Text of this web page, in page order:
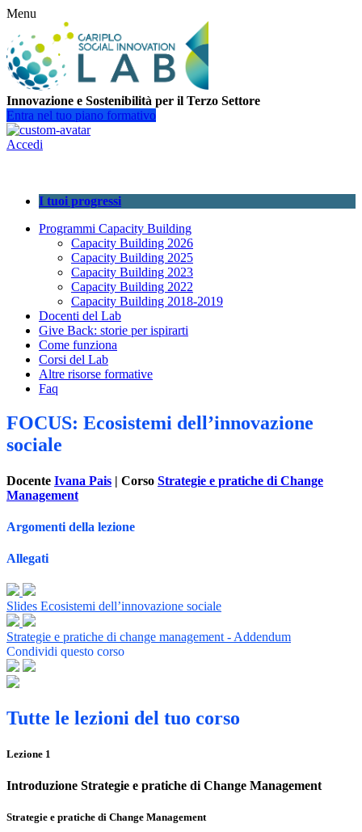
Menu
Innovazione e Sostenibilità per il Terzo Settore
Entra nel tuo piano formativo
Accedi
I tuoi progressi
Programmi Capacity Building
Capacity Building 2026
Capacity Building 2025
Capacity Building 2023
Capacity Building 2022
Capacity Building 2018-2019
Docenti del Lab
Give Back: storie per ispirarti
Come funziona
Corsi del Lab
Altre risorse formative
Faq
FOCUS: Ecosistemi dell’innovazione
sociale
Docente Ivana Pais | Corso Strategie e pratiche di Change
Management
Argomenti della lezione
Allegati
Slides Ecosistemi dell’innovazione sociale
Strategie e pratiche di change management - Addendum
Condividi questo corso
Tutte le lezioni del tuo corso
Lezione 1
Introduzione Strategie e pratiche di Change Management
Strategie e pratiche di Change Management